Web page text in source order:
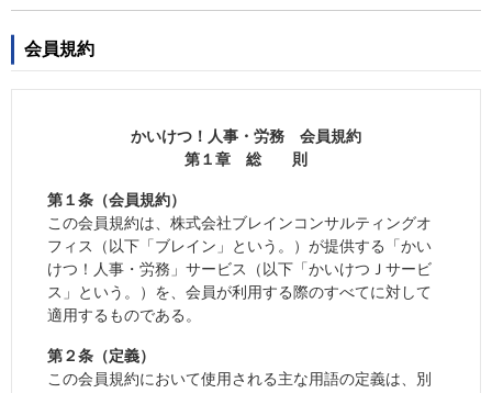
会員規約
かいけつ！人事・労務 会員規約
第１章 総 則
第１条（会員規約）
この会員規約は、株式会社ブレインコンサルティングオ
フィス（以下「ブレイン」という。）が提供する「かい
けつ！人事・労務」サービス（以下「かいけつＪサービ
ス」という。）を、会員が利用する際のすべてに対して
適用するものである。
第２条（定義）
この会員規約において使用される主な用語の定義は、別